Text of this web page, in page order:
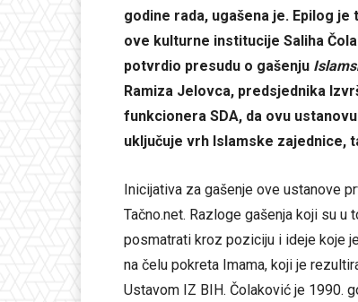
godine rada, ugašena je. Epilog
ove kulturne institucije Saliha
potvrdio presudu o gašenju
Ramiza Jelovca, predsjednika
funkcionera SDA, da ovu
uključuje vrh Islamske zajednice,
Inicijativa za gašenje ove ustanove
Tačno.net. Razloge gašenja koji su
posmatrati kroz poziciju i ideje koje
na čelu pokreta Imama, koji je
Ustavom IZ BIH. Čolaković je 1990.